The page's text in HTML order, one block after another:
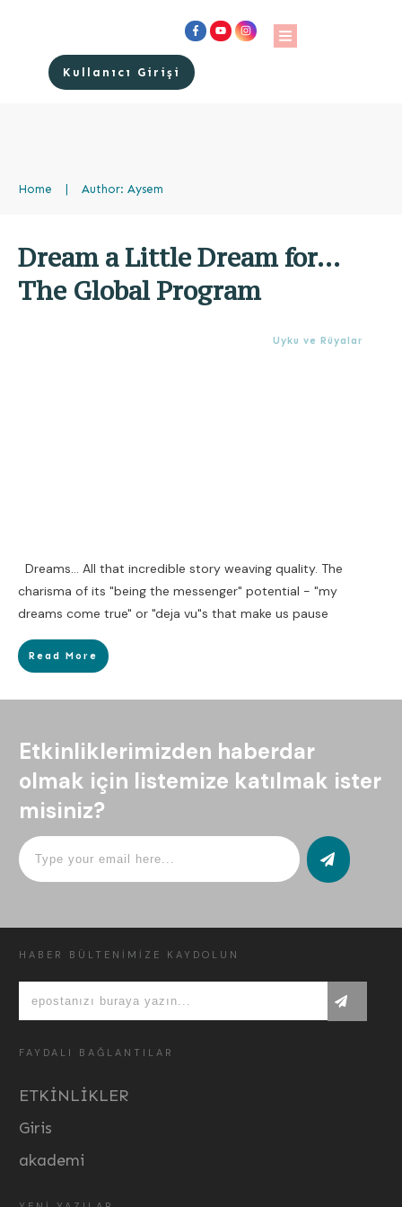
Kullanıcı Girişi
Home | Author: Aysem
Dream a Little Dream for…
The Global Program
Uyku ve Rüyalar
Dreams... All that incredible story weaving quality. The
charisma of its "being the messenger" potential - "my
dreams come true" or "deja vu"s that make us pause
Read More
Etkinliklerimizden haberdar
olmak için listemize katılmak ister
misiniz?
FAYDALI BAĞLANTILAR
ETKİNLİKLER
Giris
akademi
HABER BÜLTENİMİZE KAYDOLUN